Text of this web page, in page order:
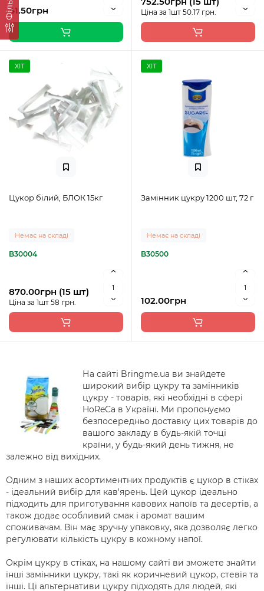
41.50грн Ціна за 1шт 50.17 грн.
ХІТ
Цукор білий, БЛОК 15кг
Немає на складі
B30004
870.00грн (15 шт)
Ціна за 1шт 58 грн.
ХІТ
Замінник цукру 1200 шт, 72 г
Немає на складі
B30500
102.00грн
На сайті Bringme.ua ви знайдете
широкий вибір цукру та замінників
цукру - товарів, які необхідні в сфері
HoReCa в Україні. Ми пропонуємо
безпосередньо доставку цих товарів до
вашого закладу в будь-якій точці
країни, у будь-який день тижня, не
залежно від вихідних.
Одним з наших асортиментних продуктів є цукор в стіках
- ідеальний вибір для кав'ярень. Цей цукор ідеально
підходить для приготування кавових напоїв та десертів, а
також додає особливий смак і аромат вашим
споживачам. Він має зручну упаковку, яка дозволяє легко
регулювати кількість цукру в кожному напої.
Окрім цукру в стіках, на нашому сайті ви зможете знайти
інші замінники цукру, такі як коричневий цукор, стевія та
інші. Ці альтернативи цукру підходять для людей, які